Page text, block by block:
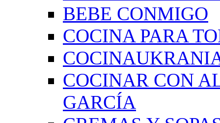
BEBE CONMIGO
COCINA PARA
COCINAR CON
GARCÍA